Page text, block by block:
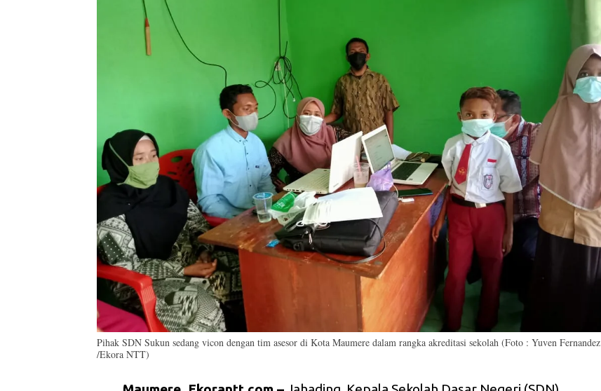
Pihak SDN Sukun sedang vicon dengan tim asesor di Kota Maumere dalam rangka akreditasi sekolah (Foto : Yuven Fernandez
/Ekora NTT)